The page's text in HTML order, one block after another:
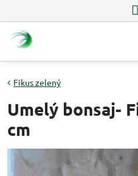
Fikus zelený
Umelý bonsaj-
cm